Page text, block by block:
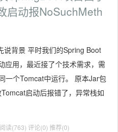
启动报NoSuchMeth
说背景 平时我们的Spring Boot
应用，最近接了个技术需求，需
一个Tomcat中运行。 原本Jar包
启动后报错了，异常栈如
阅读(763) 评论(0) 推荐(0)